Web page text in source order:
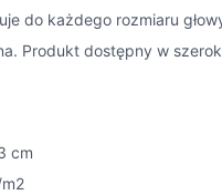
do każdego rozmiaru
Produkt dostępny w
cm